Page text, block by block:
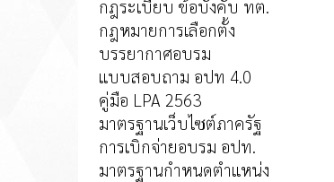
กฎระเบียบ ข้อบังคับ ทต.
กฎหมายการเลือกตั้ง
บรรยากาศอบรม
แบบสอบถาม อปท 4.0
คู่มือ LPA 2563
มาตรฐานเว็บไซต์ภาครัฐ
การเบิกจ่ายอบรม อปท.
มาตรฐานกำหนดตำแหน่ง